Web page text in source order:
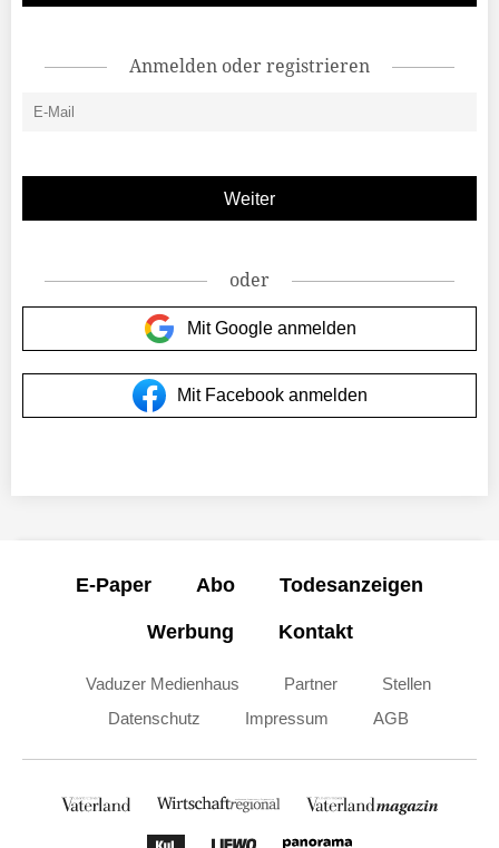
Anmelden oder registrieren
oder
Mit Google anmelden
Mit Facebook anmelden
E-Paper Abo Todesanzeigen
Werbung Kontakt
Vaduzer Medienhaus Partner
Stellen
Datenschutz
Impressum AGB